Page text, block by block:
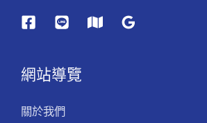
網站導覽
關於我們